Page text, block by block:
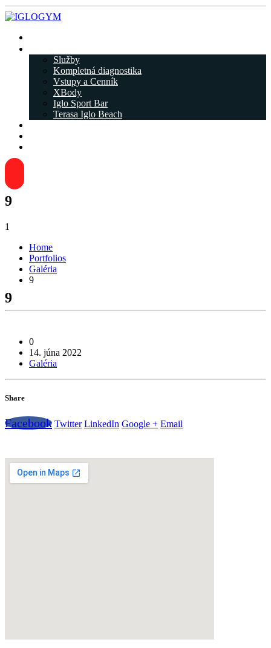
Služby
Kompletná diagnostika
Vstupy a Cenník
XBody
Iglo Sport Bar
Terasa Iglo Beach
9
1
Home
Portfolios
Galéria
9
9
0
14. júna 2022
Galéria
Share
Facebook Twitter LinkedIn Google + Email